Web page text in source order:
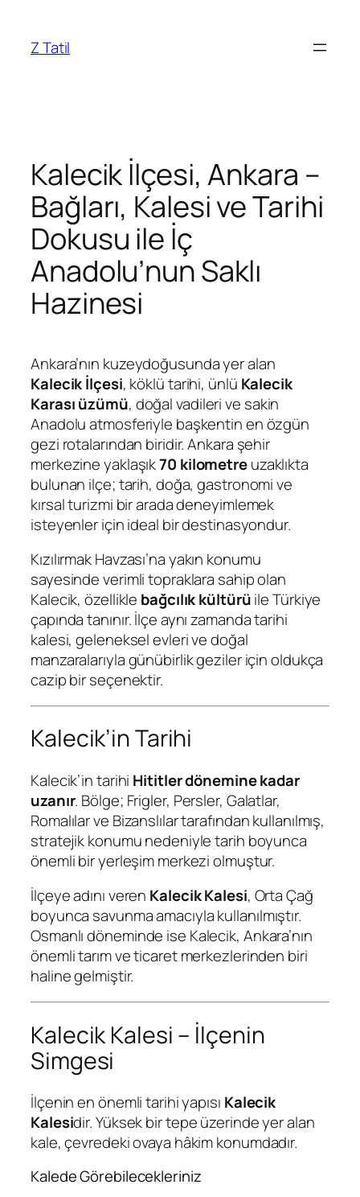
Z Tatil
Kalecik İlçesi, Ankara –
Bağları, Kalesi ve Tarihi
Dokusu ile İç
Anadolu’nun Saklı
Hazinesi
Ankara’nın kuzeydoğusunda yer alan
Kalecik İlçesi, köklü tarihi, ünlü Kalecik
Karası üzümü, doğal vadileri ve sakin
Anadolu atmosferiyle başkentin en özgün
gezi rotalarından biridir. Ankara şehir
merkezine yaklaşık70 kilometreuzaklıkta
bulunan ilçe; tarih, doğa, gastronomi ve
kırsal turizmi bir arada deneyimlemek
isteyenler için ideal bir destinasyondur.
Kızılırmak Havzası’na yakın konumu
sayesinde verimli topraklara sahip olan
Kalecik, özellikle bağcılık kültürüile Türkiye
çapında tanınır. İlçe aynı zamanda tarihi
kalesi, geleneksel evleri ve doğal
manzaralarıyla günübirlik geziler için oldukça
cazip bir seçenektir.
Kalecik’in Tarihi
Kalecik’in tarihi Hititler dönemine kadar
uzanır. Bölge; Frigler, Persler, Galatlar,
Romalılar ve Bizanslılar tarafından kullanılmış,
stratejik konumu nedeniyle tarih boyunca
önemli bir yerleşim merkezi olmuştur.
İlçeye adını veren Kalecik Kalesi, Orta Çağ
boyunca savunma amacıyla kullanılmıştır.
Osmanlı döneminde ise Kalecik, Ankara’nın
önemli tarım ve ticaret merkezlerinden biri
haline gelmiştir.
Kalecik Kalesi – İlçenin
Simgesi
İlçenin en önemli tarihi yapısı Kalecik
Kalesidir. Yüksek bir tepe üzerinde yer alan
kale, çevredeki ovaya hâkim konumdadır.
Kalede Görebilecekleriniz